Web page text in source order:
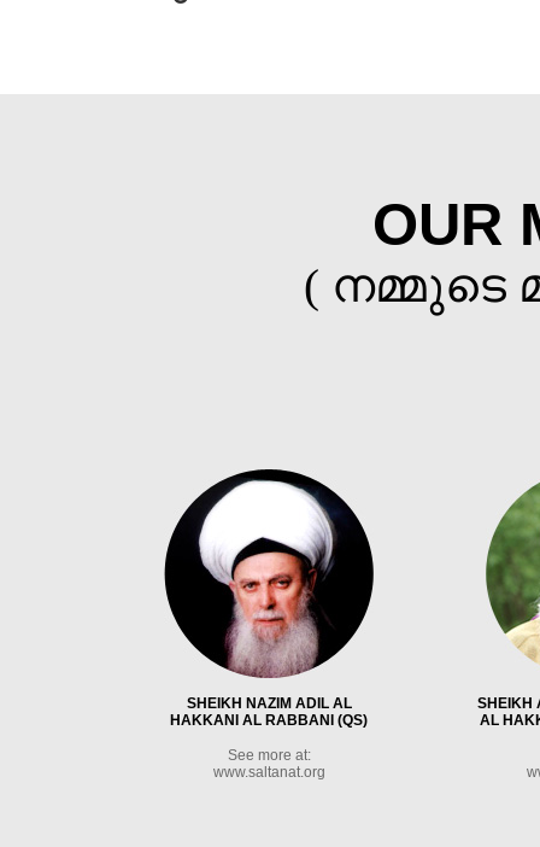
OUR
( നമ്മുടെ
SHEIKH NAZIM ADIL AL
HAKKANI AL RABBANI (QS)
SHEIKH
AL
See more at:
www.saltanat.org